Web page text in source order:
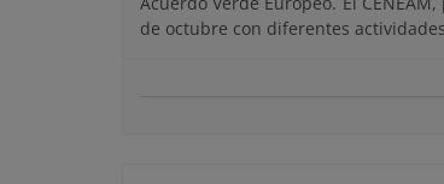
de octubre con diferentes